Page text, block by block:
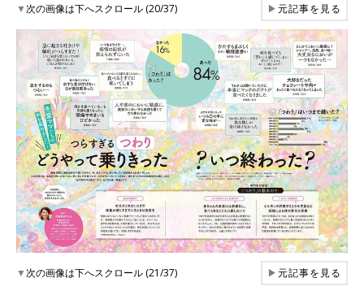
▼次の画像は下へスクロール (20/37) ▶元記事を見る
▼次の画像は下へスクロール (21/37) ▶元記事を見る